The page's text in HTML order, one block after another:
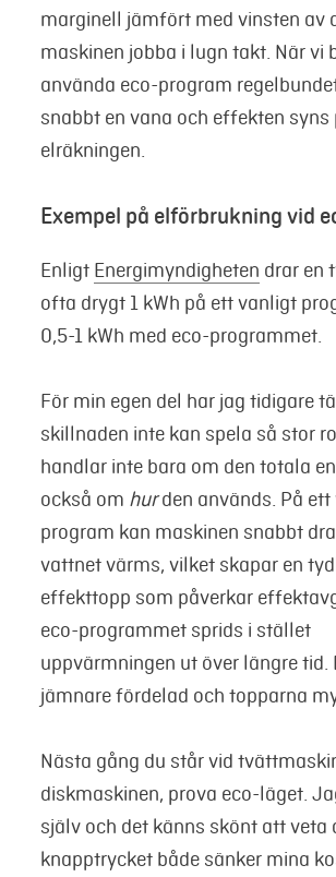
marginell jämfört med vinsten av
maskinen jobba i lugn takt. När vi
använda eco-program
snabbt en vana och effekten syns
elräkningen.
Exempel på elförbrukning vid
Enligt Energimyndigheten drar en
ofta drygt 1 kWh på ett vanligt
0,5-1 kWh med eco-programmet.
För min egen del har jag tidigare
skillnaden inte kan spela så stor
handlar inte bara om den totala
också om hurden används. På
program kan maskinen snabbt
vattnet värms, vilket skapar en
effekttopp som påverkar
eco-programmet sprids i stället
uppvärmningen ut över längre tid.
jämnare fördelad och topparna
Nästa gång du står vid
diskmaskinen, prova eco-läget.
själv och det känns skönt att veta
knapptrycket både sänker mina